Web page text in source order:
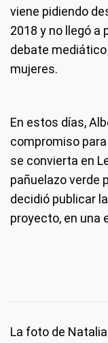
viene pidiendo
2018 y no llegó a
debate
mujeres.
En estos días,
compromiso
se convierta en
pañuelazo verde
decidió publicar
proyecto, en una
La foto de